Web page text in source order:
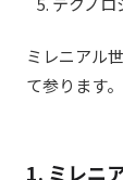
ミレニアル
て参ります。
1. ミレニ